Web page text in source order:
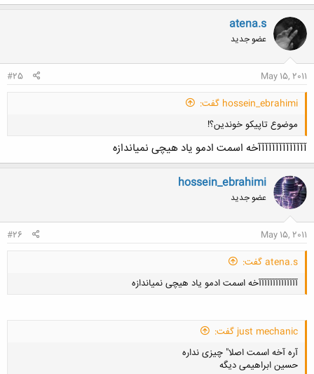
atena.s
عضو جدید
May 15, 2011
#25
hossein_ebrahimi گفت:
موضوع تاپیکو خوندین؟!
آآآآآآآآآآآآآآخه اسمت ادمو یاد هیچی نمیاندازه
hossein_ebrahimi
عضو جدید
May 15, 2011
#26
atena.s گفت:
آآآآآآآآآآآآآآخه اسمت ادمو یاد هیچی نمیاندازه
just mechanic گفت:
آره آخه اسمت اصلا" چیزی نداره
حسین ابراهیمی دیگه